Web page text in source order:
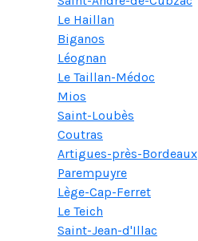
Le Haillan
Biganos
Léognan
Le Taillan-Médoc
Mios
Saint-Loubès
Coutras
Artigues-près-Bordeaux
Parempuyre
Lège-Cap-Ferret
Le Teich
Saint-Jean-d'Illac